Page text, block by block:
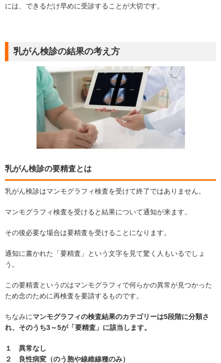
には、できるだけ早めに受診することが大切です。
乳がん検診の結果の考え方
乳がん検診の要精査とは
乳がん検診はマンモグラフィ検査を受けて終了ではありません。
マンモグラフィ検査を受けると結果について通知が来ます。
その後必要な場合は要精査を受けることになります。
通知に書かれた「要精査」という文字を見て驚く人もいるでしょ
う。
この要精査というのはマンモグラフィで何らかの異常が見つかった
ため念のために再検査を要請するものです。
ちなみにマンモグラフィの検査結果のカテゴリーは5段階に分類さ
れ、そのうち3～5が「要精査」に該当します。
１ 異常なし
２ 良性病変（のう胞や線維線種のみ）